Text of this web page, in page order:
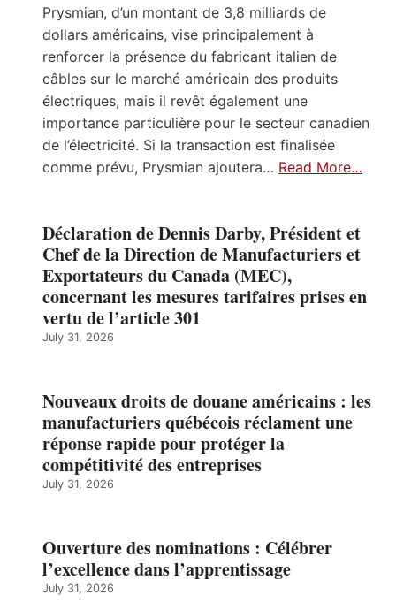
Prysmian, d’un montant de 3,8 milliards de
dollars américains, vise principalement à
renforcer la présence du fabricant italien de
câbles sur le marché américain des produits
électriques, mais il revêt également une
importance particulière pour le secteur canadien
de l’électricité. Si la transaction est finalisée
comme prévu, Prysmian ajoutera… Read More…
Déclaration de Dennis Darby, Président et
Chef de la Direction de Manufacturiers et
Exportateurs du Canada (MEC),
concernant les mesures tarifaires prises en
vertu de l’article 301
July 31, 2026
Nouveaux droits de douane américains : les
manufacturiers québécois réclament une
réponse rapide pour protéger la
compétitivité des entreprises
July 31, 2026
Ouverture des nominations : Célébrer
l’excellence dans l’apprentissage
July 31, 2026